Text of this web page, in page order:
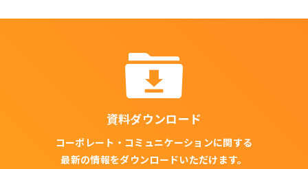
資料ダウンロード
コーポレート・コミュニケーションに関する
最新の情報をダウンロードいただけます。